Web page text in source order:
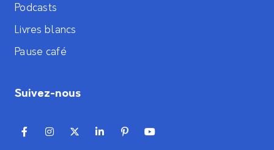
Podcasts
Livres blancs
Pause café
Suivez-nous